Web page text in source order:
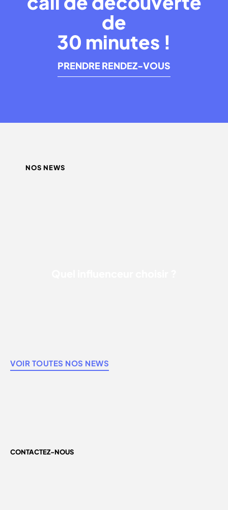
de
30 minutes !
PRENDRE RENDEZ-VOUS
NOS NEWS
VOIR TOUTES NOS NEWS
CONTACTEZ-NOUS